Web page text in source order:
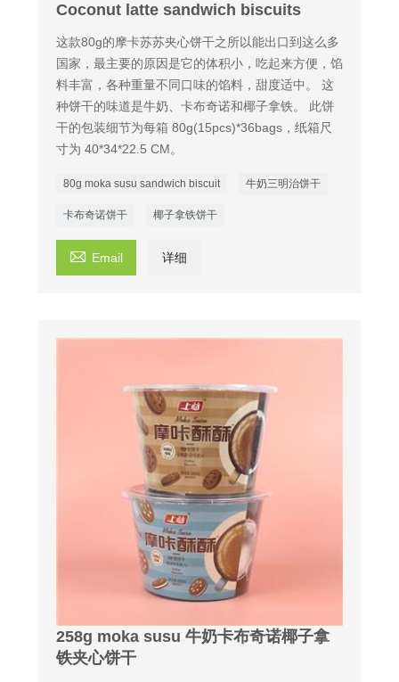
Coconut latte sandwich biscuits
这款80g的摩卡苏苏夹心饼干之所以能出口到这么多
国家，最主要的原因是它的体积小，吃起来方便，馅
料丰富，各种重量不同口味的馅料，甜度适中。 这
种饼干的味道是牛奶、卡布奇诺和椰子拿铁。 此饼
干的包装细节为每箱 80g(15pcs)*36bags，纸箱尺
寸为 40*34*22.5 CM。
80g moka susu sandwich biscuit 牛奶三明治饼干
卡布奇诺饼干 椰子拿铁饼干
 Email 详细
258g moka susu 牛奶卡布奇诺椰子拿
铁夹心饼干